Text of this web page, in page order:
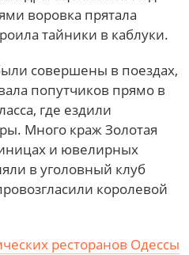
воровка прятала
тайники в каблуки.
совершены в поездах,
попутчиков прямо в
где ездили
Много краж Золотая
и ювелирных
в уголовный клуб
королевой
ресторанов Одессы